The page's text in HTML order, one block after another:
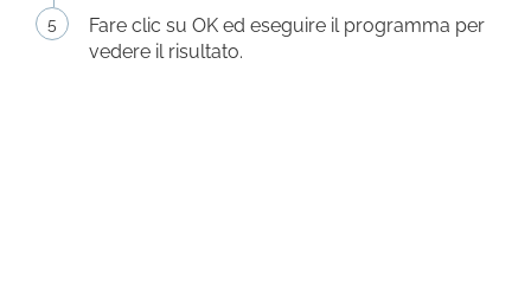
Fare clic su OK ed eseguire il programma per
vedere il risultato.